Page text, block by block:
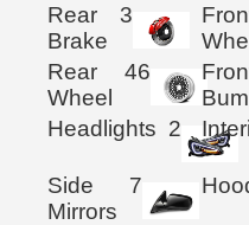
Rear
Brake
3
Rear
Wheel
46
Headlights 2
Side
Mirrors
7